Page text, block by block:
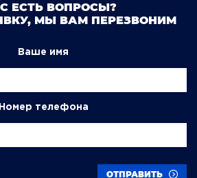
ЕСТЬ ВОПРОСЫ?
МЫ ВАМ ПЕРЕЗВОНИМ
Ваше имя
Номер телефона
ОТПРАВИТЬ